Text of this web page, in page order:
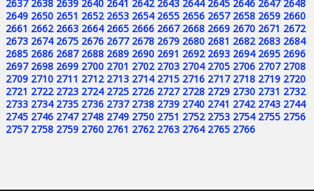
2637 2638 2639 2640 2641 2642 2643 2644 2645 2646 2647 2648
2649 2650 2651 2652 2653 2654 2655 2656 2657 2658 2659 2660
2661 2662 2663 2664 2665 2666 2667 2668 2669 2670 2671 2672
2673 2674 2675 2676 2677 2678 2679 2680 2681 2682 2683 2684
2685 2686 2687 2688 2689 2690 2691 2692 2693 2694 2695 2696
2697 2698 2699 2700 2701 2702 2703 2704 2705 2706 2707 2708
2709 2710 2711 2712 2713 2714 2715 2716 2717 2718 2719 2720
2721 2722 2723 2724 2725 2726 2727 2728 2729 2730 2731 2732
2733 2734 2735 2736 2737 2738 2739 2740 2741 2742 2743 2744
2745 2746 2747 2748 2749 2750 2751 2752 2753 2754 2755 2756
2757 2758 2759 2760 2761 2762 2763 2764 2765 2766